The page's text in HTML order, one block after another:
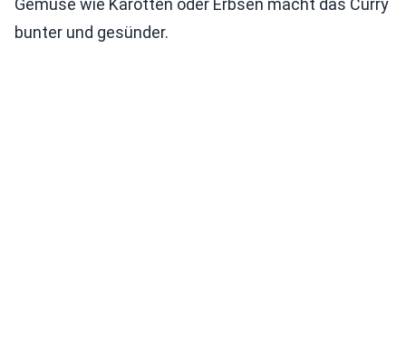
bunter und gesünder.